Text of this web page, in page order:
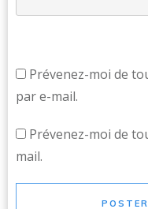
Prévenez-moi de
par e-mail.
Prévenez-moi de
mail.